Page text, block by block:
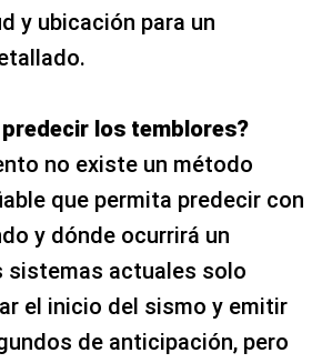
y ubicación para un
predecir los temblores?
no existe un método
que permita predecir con
y dónde ocurrirá un
sistemas actuales solo
el inicio del sismo y emitir
de anticipación, pero